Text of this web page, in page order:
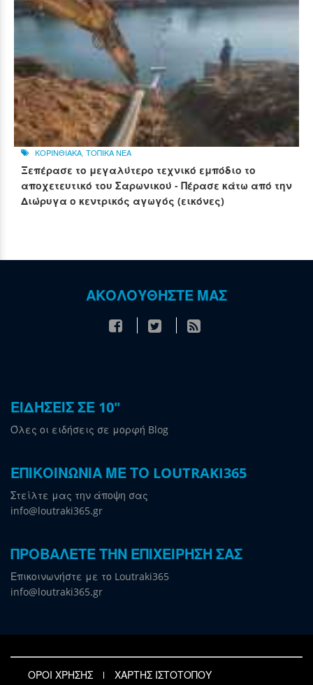
ΚΟΡΙΝΘΙΑΚΑ, ΤΟΠΙΚΑ ΝΕΑ
Ξεπέρασε το μεγαλύτερο τεχνικό εμπόδιο το
αποχετευτικό του Σαρωνικού - Πέρασε κάτω από την
Διώρυγα ο κεντρικός αγωγός (εικόνες)
ΑΚΟΛΟΥΘΗΣΤΕ ΜΑΣ
ΕΙΔΗΣΕΙΣ ΣΕ 10"
Όλες οι ειδήσεις σε μορφή Blog
ΕΠΙΚΟΙΝΩΝΙΑ ΜΕ ΤΟ LOUTRAKI365
Στείλτε μας την άποψη σας
info@loutraki365.gr
ΠΡΟΒΑΛΕΤΕ ΤΗΝ ΕΠΙΧΕΙΡΗΣΗ ΣΑΣ
Επικοινωνήστε με το Loutraki365
info@loutraki365.gr
ΟΡΟΙ ΧΡΗΣΗΣ
ΧΑΡΤΗΣ ΙΣΤΟΤΟΠΟΥ